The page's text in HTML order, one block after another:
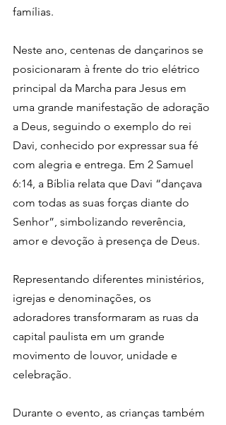
famílias.
Neste ano, centenas de dançarinos se
posicionaram à frente do trio elétrico
principal da Marcha para Jesus em
uma grande manifestação de adoração
a Deus, seguindo o exemplo do rei
Davi, conhecido por expressar sua fé
com alegria e entrega. Em 2 Samuel
6:14, a Bíblia relata que Davi “dançava
com todas as suas forças diante do
Senhor”, simbolizando reverência,
amor e devoção à presença de Deus.
Representando diferentes ministérios,
igrejas e denominações, os
adoradores transformaram as ruas da
capital paulista em um grande
movimento de louvor, unidade e
celebração.
Durante o evento, as crianças também